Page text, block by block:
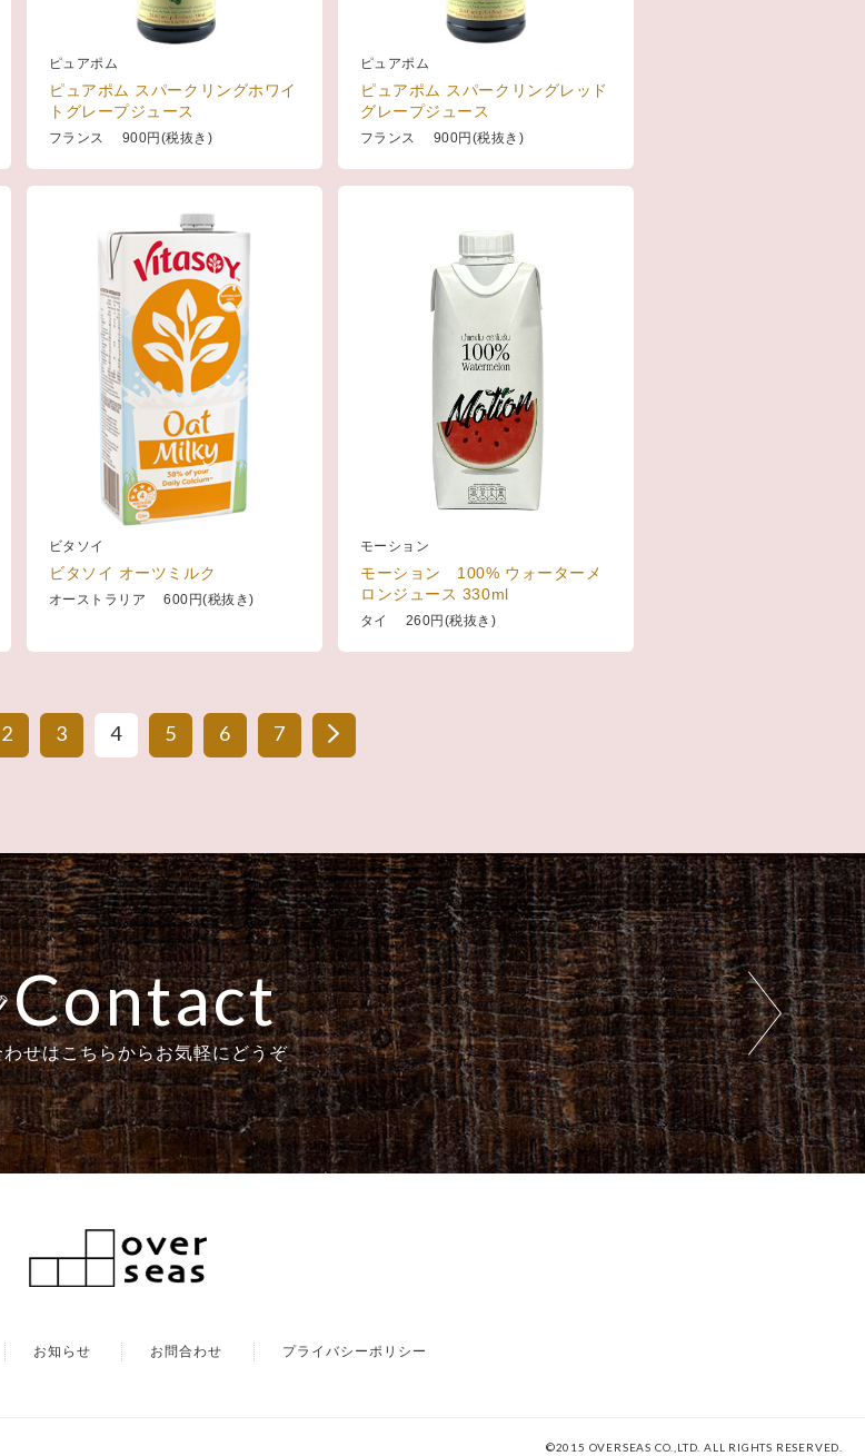
ピュアポム
ピュアポム スパークリングホワイ
トグレープジュース
フランス 900円(税抜き)
ピュアポム
ピュアポム スパークリングレッド
グレープジュース
フランス 900円(税抜き)
ビタソイ
ビタソイ オーツミルク
オーストラリア 600円(税抜き)
モーション
モーション 100% ウォーターメ
ロンジュース 330ml
タイ 260円(税抜き)
2 3 4 5 6 7
Contact
わせはこちらからお気軽にどうぞ
お知らせ お問合わせ プライバシーポリシー
©2015 OVERSEAS CO.,LTD. ALL RIGHTS RESERVED.